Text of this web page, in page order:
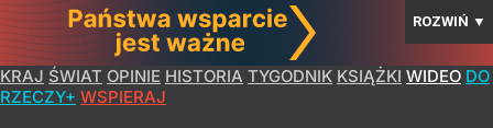
ROZWIŃ ▼
KRAJ ŚWIAT OPINIE HISTORIA TYGODNIK KSIĄŻKI WIDEO DO
RZECZY+ WSPIERAJ